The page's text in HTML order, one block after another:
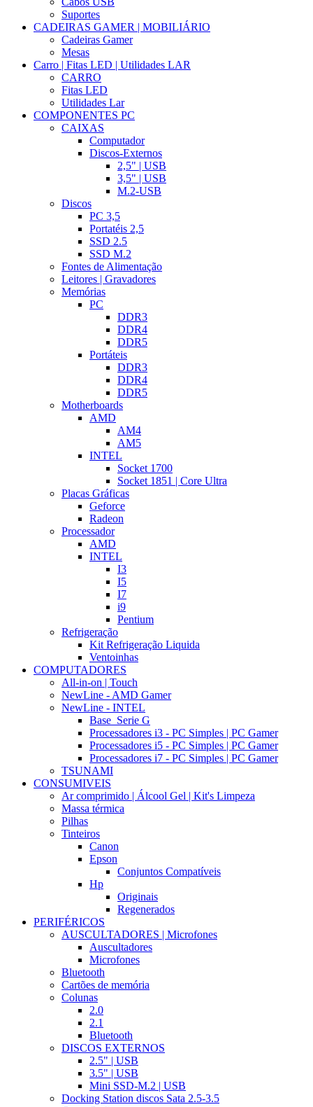
Suportes
CADEIRAS GAMER | MOBILIÁRIO
Cadeiras Gamer
Mesas
Carro | Fitas LED | Utilidades LAR
CARRO
Fitas LED
Utilidades Lar
COMPONENTES PC
CAIXAS
Computador
Discos-Externos
2,5" | USB
3,5" | USB
M.2-USB
Discos
PC 3,5
Portatéis 2,5
SSD 2.5
SSD M.2
Fontes de Alimentação
Leitores | Gravadores
Memórias
PC
DDR3
DDR4
DDR5
Portáteis
DDR3
DDR4
DDR5
Motherboards
AMD
AM4
AM5
INTEL
Socket 1700
Socket 1851 | Core Ultra
Placas Gráficas
Geforce
Radeon
Processador
AMD
INTEL
I3
I5
I7
i9
Pentium
Refrigeração
Kit Refrigeração Liquida
Ventoinhas
COMPUTADORES
All-in-on | Touch
NewLine - AMD Gamer
NewLine - INTEL
Base_Serie G
Processadores i3 - PC Simples | PC Gamer
Processadores i5 - PC Simples | PC Gamer
Processadores i7 - PC Simples | PC Gamer
TSUNAMI
CONSUMIVEIS
Ar comprimido | Álcool Gel | Kit's Limpeza
Massa térmica
Pilhas
Tinteiros
Canon
Epson
Conjuntos Compatíveis
Hp
Originais
Regenerados
PERIFÉRICOS
AUSCULTADORES | Microfones
Auscultadores
Microfones
Bluetooth
Cartões de memória
Colunas
2.0
2.1
Bluetooth
DISCOS EXTERNOS
2.5" | USB
3.5" | USB
Mini SSD-M.2 | USB
Docking Station discos Sata 2.5-3.5